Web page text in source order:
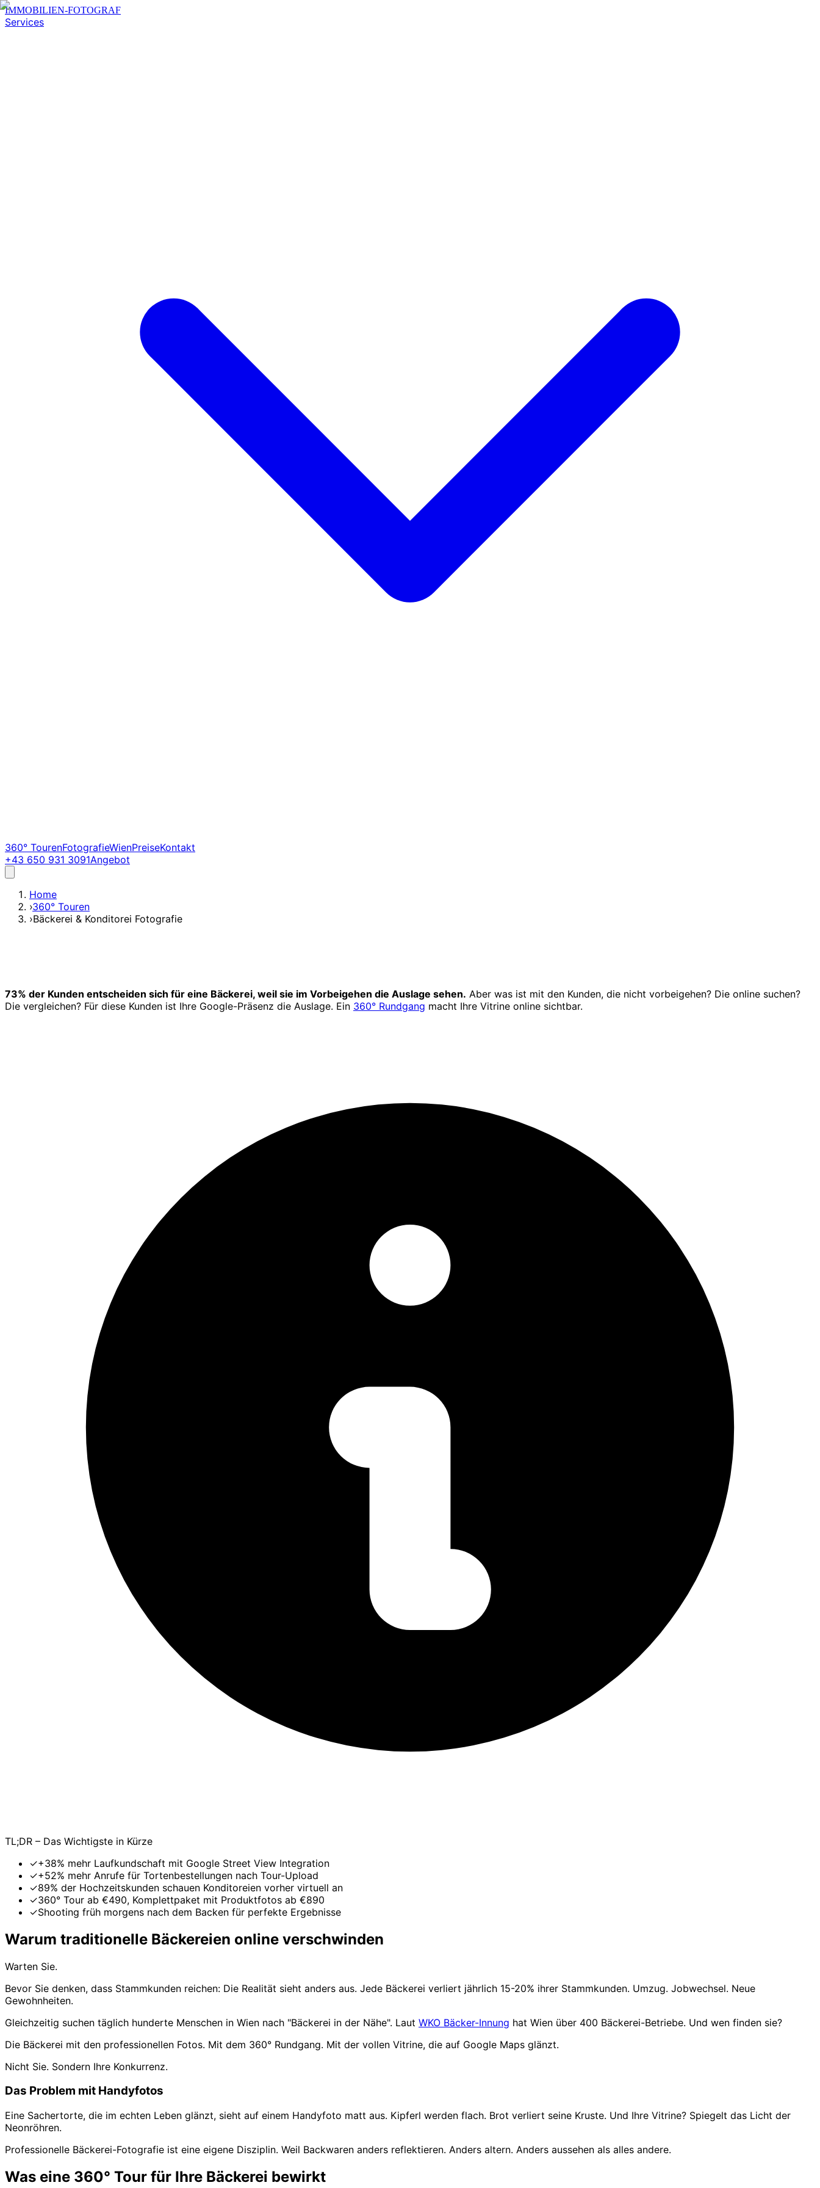
IMMOBILIEN-FOTOGRAF
Services
360° TourenFotografieWienPreiseKontakt
+43 650 931 3091Angebot
Home
›360° Touren
›Bäckerei & Konditorei Fotografie
73% der Kunden entscheiden sich für eine Bäckerei, weil sie im Vorbeigehen die Auslage sehen. Aber was ist mit den Kunden, die nicht vorbeigehen? Die online suchen?
Die vergleichen? Für diese Kunden ist Ihre Google-Präsenz die Auslage. Ein 360° Rundgang macht Ihre Vitrine online sichtbar.
TL;DR – Das Wichtigste in Kürze
✓+38% mehr Laufkundschaft mit Google Street View Integration
✓+52% mehr Anrufe für Tortenbestellungen nach Tour-Upload
✓89% der Hochzeitskunden schauen Konditoreien vorher virtuell an
✓360° Tour ab €490, Komplettpaket mit Produktfotos ab €890
✓Shooting früh morgens nach dem Backen für perfekte Ergebnisse
Warum traditionelle Bäckereien online verschwinden
Warten Sie.
Bevor Sie denken, dass Stammkunden reichen: Die Realität sieht anders aus. Jede Bäckerei verliert jährlich 15-20% ihrer Stammkunden. Umzug. Jobwechsel. Neue
Gewohnheiten.
Gleichzeitig suchen täglich hunderte Menschen in Wien nach "Bäckerei in der Nähe". Laut WKO Bäcker-Innung hat Wien über 400 Bäckerei-Betriebe. Und wen finden sie?
Die Bäckerei mit den professionellen Fotos. Mit dem 360° Rundgang. Mit der vollen Vitrine, die auf Google Maps glänzt.
Nicht Sie. Sondern Ihre Konkurrenz.
Das Problem mit Handyfotos
Eine Sachertorte, die im echten Leben glänzt, sieht auf einem Handyfoto matt aus. Kipferl werden flach. Brot verliert seine Kruste. Und Ihre Vitrine? Spiegelt das Licht der
Neonröhren.
Professionelle Bäckerei-Fotografie ist eine eigene Disziplin. Weil Backwaren anders reflektieren. Anders altern. Anders aussehen als alles andere.
Was eine 360° Tour für Ihre Bäckerei bewirkt